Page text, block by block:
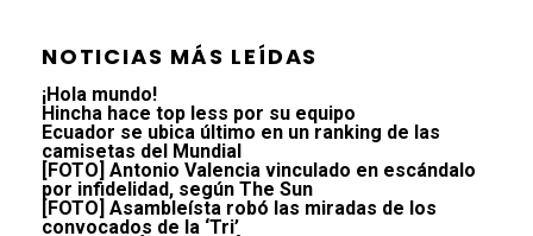
NOTICIAS MÁS LEÍDAS
¡Hola mundo!
Hincha hace top less por su equipo
Ecuador se ubica último en un ranking de las
camisetas del Mundial
[FOTO] Antonio Valencia vinculado en escándalo
por infidelidad, según The Sun
[FOTO] Asambleísta robó las miradas de los
convocados de la ‘Tri’